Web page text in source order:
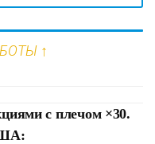
↑
с плечом ×30.